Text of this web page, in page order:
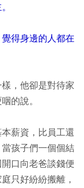
得身邊的人都在
，他卻是對待家
的說。
薪資，比員工還
孩子們一個個結
口向老爸談錢便
只好紛紛搬離，